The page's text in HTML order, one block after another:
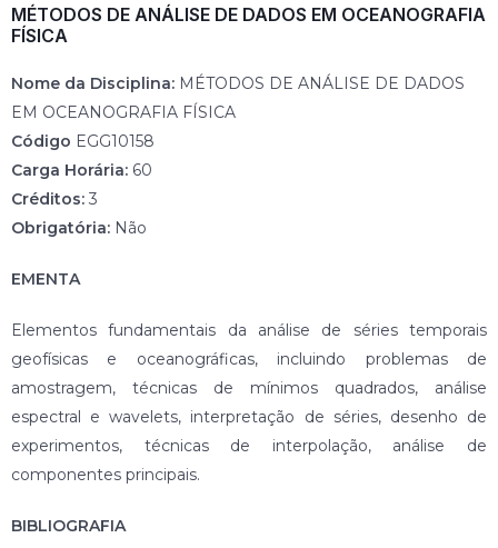
MÉTODOS DE ANÁLISE DE DADOS EM OCEANOGRAFIA
FÍSICA
Nome da Disciplina: MÉTODOS DE ANÁLISE DE DADOS
EM OCEANOGRAFIA FÍSICA
Código EGG10158
Carga Horária: 60
Créditos: 3
Obrigatória: Não
EMENTA
Elementos fundamentais da análise de séries temporais
geofísicas e oceanográficas, incluindo problemas de
amostragem, técnicas de mínimos quadrados, análise
espectral e wavelets, interpretação de séries, desenho de
experimentos, técnicas de interpolação, análise de
componentes principais.
BIBLIOGRAFIA